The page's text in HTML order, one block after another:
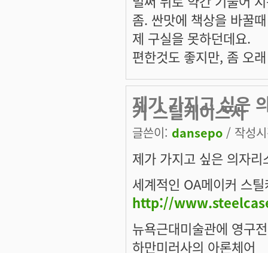
좀. 싼맛에 책상을 바꿀
제 구실을 못하던데요.
편한것도 좋지만, 좀 오
제가 가지고 싶은
커 스틸케이스사
글쓴이: dansepo / 작성
제가 가지고 싶은 의자리
세계적인 OA메이커 스
http://
뉴욕근대미술관에 영구
하만미러사의 아론체어